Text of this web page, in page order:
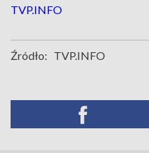
TVP.INFO
Źródło: TVP.INFO